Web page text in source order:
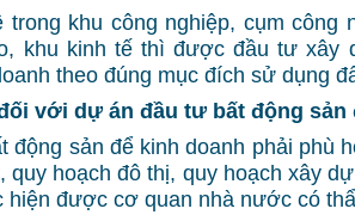
khu công nghiệp, cụm công
khu kinh tế thì được đầu tư xây
theo đúng mục đích sử dụng
với dự án đầu tư bất động sản
động sản để kinh doanh phải phù
quy hoạch đô thị, quy hoạch xây
hiện được cơ quan nhà nước có